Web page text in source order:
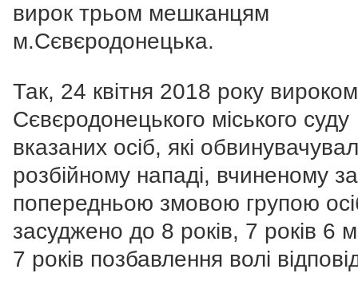
вирок трьом мешканцям
м.Сєвєродонецька.
Так, 24 квітня 2018 року вироком
Сєвєродонецького міського суду
вказаних осіб, які
розбійному нападі, вчиненому за
попередньою змовою групою
засуджено до 8 років, 7 років 6
7 років позбавлення волі